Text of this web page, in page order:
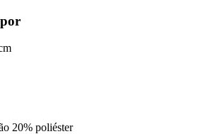
20% poliéster